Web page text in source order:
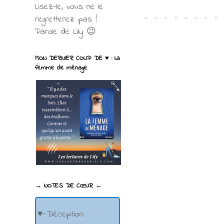
Lisez-le, vous ne le
regretterez pas !
Parole de Lily 😉
MON DERNIER COUP DE ♥ : La
femme de ménage
→ NOTES DE CŒUR ←
♥-Déception